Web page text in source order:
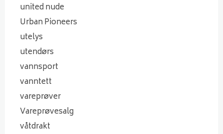
united nude
Urban Pioneers
utelys
utendørs
vannsport
vanntett
vareprøver
Vareprøvesalg
våtdrakt